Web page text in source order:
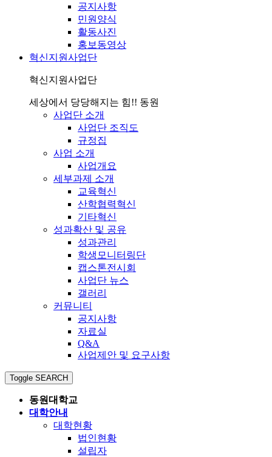
공지사항
민원양식
활동사진
홍보동영상
혁신지원사업단
혁신지원사업단
세상에서 당당해지는 힘!! 동원
사업단 소개
사업단 조직도
규정집
사업 소개
사업개요
세부과제 소개
교육혁신
산학협력혁신
기타혁신
성과확산 및 공유
성과관리
학생모니터링단
캡스톤전시회
사업단 뉴스
갤러리
커뮤니티
공지사항
자료실
Q&A
사업제안 및 요구사항
Toggle SEARCH
동원대학교
대학안내
대학현황
법인현황
설립자